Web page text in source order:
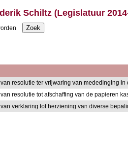
Schiltz (Legislatuur
resolutie ter vrijwaring van mededinging in
resolutie tot afschaffing van de papieren
verklaring tot herziening van diverse